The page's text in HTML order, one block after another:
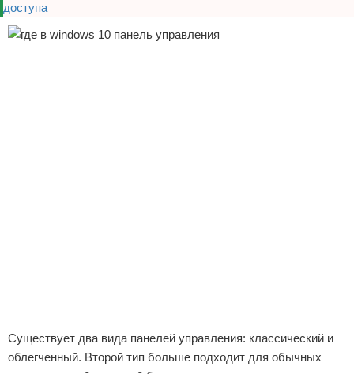
Существует два вида панелей управления: классический и
облегченный. Второй тип больше подходит для обычных